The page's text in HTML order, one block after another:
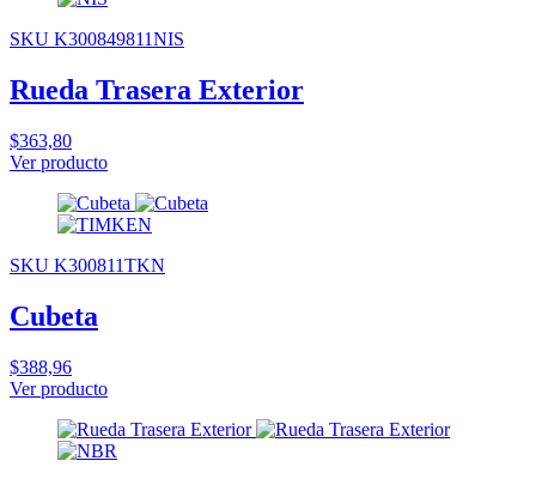
SKU K300849811NIS
Rueda Trasera Exterior
$363,80
Ver producto
SKU K300811TKN
Cubeta
$388,96
Ver producto